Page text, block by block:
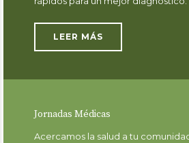
LEER MÁS
Jornadas Médicas
Acercamos la salud a tu